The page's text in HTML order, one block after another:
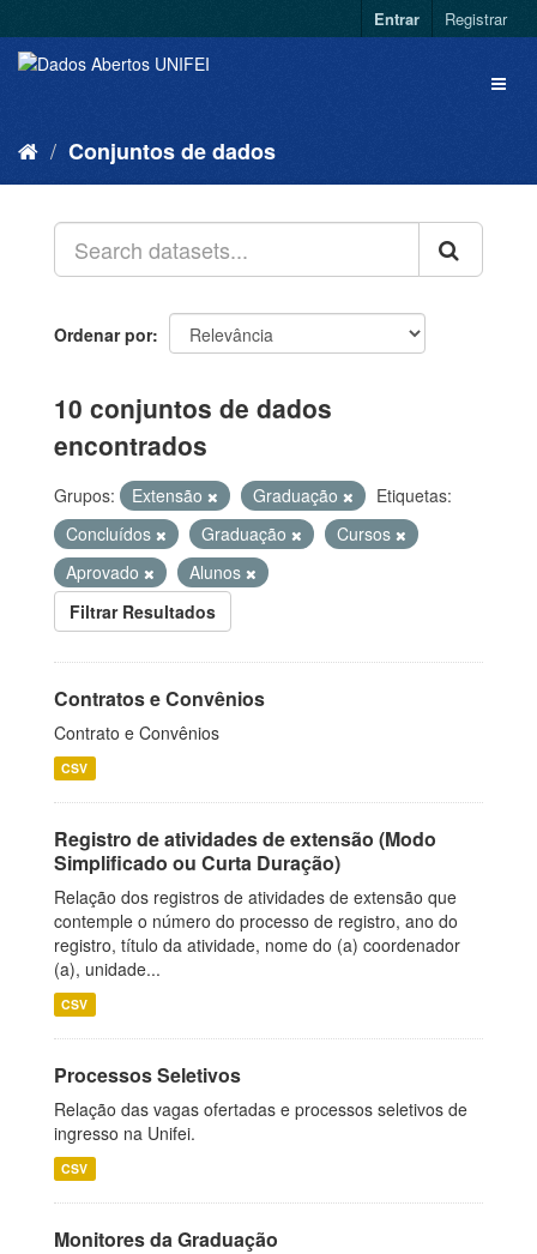
Entrar Registrar
Conjuntos de dados
Ordenar por
10 conjuntos de dados
encontrados
Grupos: Extensão Graduação
Etiquetas:
Concluídos
Graduação
Cursos
Aprovado
Alunos
Filtrar Resultados
Contratos e Convênios
Contrato e Convênios
CSV
Registro de atividades de extensão (Modo
Simplificado ou Curta Duração)
Relação dos registros de atividades de extensão que
contemple o número do processo de registro, ano do
registro, título da atividade, nome do (a) coordenador
(a), unidade...
CSV
Processos Seletivos
Relação das vagas ofertadas e processos seletivos de
ingresso na Unifei.
CSV
Monitores da Graduação